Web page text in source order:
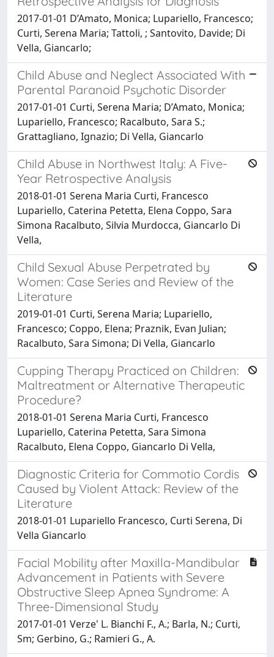
2017-01-01 D’Amato, Monica; Lupariello, Francesco;
Curti, Serena Maria; Tattoli, ; Santovito, Davide; Di
Vella, Giancarlo;
Child Abuse and Neglect Associated With
Parental Paranoid Psychotic Disorder
2017-01-01 Curti, Serena Maria; D’Amato, Monica;
Lupariello, Francesco; Racalbuto, Sara S.;
Grattagliano, Ignazio; Di Vella, Giancarlo
Child Abuse in Northwest Italy: A Five-
Year Retrospective Analysis
2018-01-01 Serena Maria Curti, Francesco
Lupariello, Caterina Petetta, Elena Coppo, Sara
Simona Racalbuto, Silvia Murdocca, Giancarlo Di
Vella,
Child Sexual Abuse Perpetrated by
Women: Case Series and Review of the
Literature
2019-01-01 Curti, Serena Maria; Lupariello,
Francesco; Coppo, Elena; Praznik, Evan Julian;
Racalbuto, Sara Simona; Di Vella, Giancarlo
Cupping Therapy Practiced on Children:
Maltreatment or Alternative Therapeutic
Procedure?
2018-01-01 Serena Maria Curti, Francesco
Lupariello, Caterina Petetta, Sara Simona
Racalbuto, Elena Coppo, Giancarlo Di Vella,
Diagnostic Criteria for Commotio Cordis
Caused by Violent Attack: Review of the
Literature
2018-01-01 Lupariello Francesco, Curti Serena, Di
Vella Giancarlo
Facial Mobility after Maxilla-Mandibular
Advancement in Patients with Severe
Obstructive Sleep Apnea Syndrome: A
Three-Dimensional Study
2017-01-01 Verze' L. Bianchi F., A.; Barla, N.; Curti,
Sm; Gerbino, G.; Ramieri G., A.